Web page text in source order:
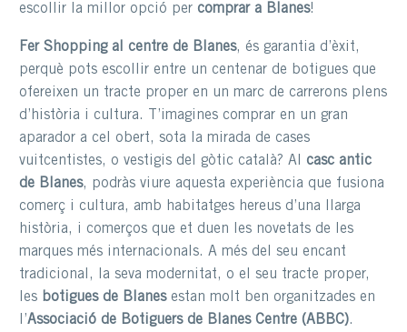
escollir la millor opció per comprar a Blanes!
Fer Shopping al centre de Blanes, és garantia d’èxit,
perquè pots escollir entre un centenar de botigues que
ofereixen un tracte proper en un marc de carrerons plens
d’història i cultura. T’imagines comprar en un gran
aparador a cel obert, sota la mirada de cases
vuitcentistes, o vestigis del gòtic català? Al casc antic
de Blanes, podràs viure aquesta experiència que fusiona
comerç i cultura, amb habitatges hereus d’una llarga
història, i comerços que et duen les novetats de les
marques més internacionals. A més del seu encant
tradicional, la seva modernitat, o el seu tracte proper,
les botigues de Blanesestan molt ben organitzades en
l’Associació de Botiguers de Blanes Centre (ABBC).